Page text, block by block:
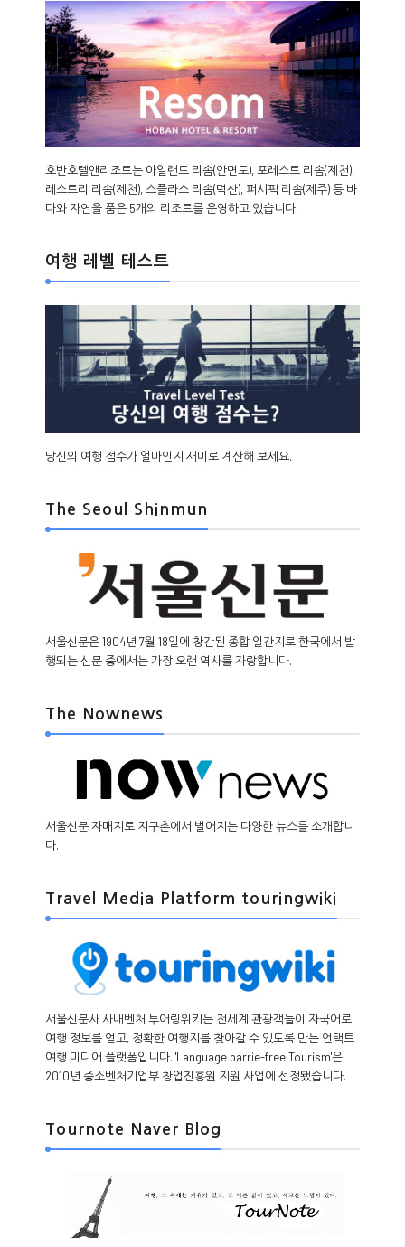
호반호텔앤리조트는 아일랜드 리솜(안면도), 포레스트 리솜(제천),
레스트리 리솜(제천), 스플라스 리솜(덕산), 퍼시픽 리솜(제주) 등 바
다와 자연을 품은 5개의 리조트를 운영하고 있습니다.
여행 레벨 테스트
당신의 여행 점수가 얼마인지 재미로 계산해 보세요.
The Seoul Shinmun
서울신문은 1904년 7월 18일에 창간된 종합 일간지로 한국에서 발
행되는 신문 중에서는 가장 오랜 역사를 자랑합니다.
The Nownews
서울신문 자매지로 지구촌에서 벌어지는 다양한 뉴스를 소개합니
다.
Travel Media Platform touringwiki
서울신문사 사내벤처 투어링위키는 전세계 관광객들이 자국어로
여행 정보를 얻고, 정확한 여행지를 찾아갈 수 있도록 만든 언택트
여행 미디어 플랫폼입니다. 'Language barrie-free Tourism'은
2010년 중소벤처기업부 창업진흥원 지원 사업에 선정됐습니다.
Tournote Naver Blog